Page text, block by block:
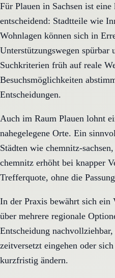
Für Plauen in Sachsen ist
entscheidend: Stadtteile wie
Wohnlagen können sich in
Unterstützungswegen spürbar
Suchkriterien früh auf reale
Besuchsmöglichkeiten
Entscheidungen.
Auch im Raum Plauen lohnt
nahegelegene Orte. Ein
Städten wie chemnitz-
chemnitz erhöht bei knapper
Trefferquote, ohne die
In der Praxis bewährt sich
über mehrere regionale
Entscheidung
zeitversetzt eingehen oder
kurzfristig ändern.